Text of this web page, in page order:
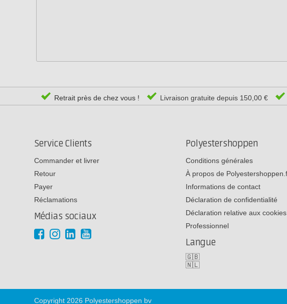
Retrait près de chez vous ! Livraison gratuite depuis 150,00 €
Service Clients
Commander et livrer
Retour
Payer
Réclamations
Médias sociaux
Polyestershoppen
Conditions générales
À propos de
Informations de contact
Déclaration de confidentialité
Déclaration relative aux cookies
Professionnel
Langue
🇬🇧
🇳🇱
Copyright 2026 Polyestershoppen bv